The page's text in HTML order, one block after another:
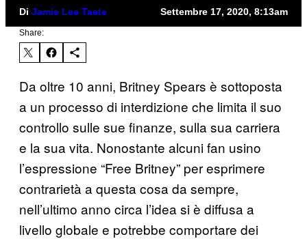
Di Jamie Lee Taete Settembre 17, 2020, 8:13am
Share:
Da oltre 10 anni, Britney Spears è sottoposta
a un processo di interdizione che limita il suo
controllo sulle sue finanze, sulla sua carriera
e la sua vita. Nonostante alcuni fan usino
l’espressione “Free Britney” per esprimere
contrarietà a questa cosa da sempre,
nell’ultimo anno circa l’idea si è diffusa a
livello globale e potrebbe comportare dei